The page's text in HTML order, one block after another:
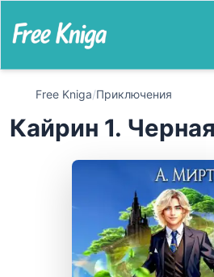
Free Kniga/Приключения
Кайрин 1.